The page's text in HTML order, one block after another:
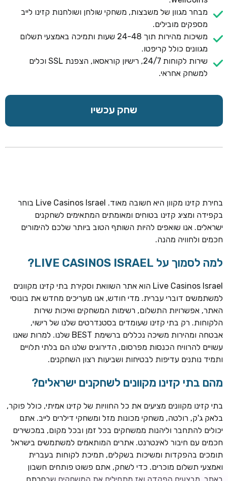
חבילת קבלת פנים: בונוס 100% עד 300€ + 100 ספיני בונוס על
ההפקדה הראשונה
CASOO
בונוס מתגלגל עד 2,000 ₪ + 200 ספינים חינם לשחקנים
חדשים
ROYSPINS
חינם על ההפקדות הראשונות
מבחר מגוון של משבצות, משחקי שולחן ושולחנות קזינו לייב
מספקים מובילים.
משיכות מהירות תוך 24-48 שעות ותמיכה באמצעי תשלום
מגוונים כולל קריפטו.
שירות לקוחות 24/7, רישיון קוראסאו, הצפנת SSL וכלים
למשחק אחראי.
שחק עכשיו
בחירת קזינו מקוון היא חשובה מאוד. Live Casinos Israel בוחר
בקפידה ומציג קזינו בטוחים ומאומתים המתאימים לשחקנים
ישראלים. אנו שואפים להיות השותף הטוב ביותר שלכם להימורים
חכמים ולחוויה מהנה.
למה לסמוך על LIVE CASINOS ISRAEL?
Live Casinos Israel הוא אתר השוואת וסקירת בתי קזינו מקוונים
למשתמשים דוברי עברית. מדי חודש, אנו מעריכים מחדש את בונוסי
האתר, אפשרויות התשלום, רשימות המשחקים ואיכות שירות
הלקוחות. רק בתי קזינו שעומדים בסטנדרטים שלנו של רישוי,
אבטחה ומהירות משיכה נכללים ברשימת BEST שלנו. למרות שאנו
עשויים להרוויח הכנסות מפרסום, הדירוגים שלנו הם בלתי תלויים
ותמיד נותנים עדיפות לבטיחות ושביעות רצון השחקנים.
מהם בתי קזינו מקוונים לשחקנים ישראלים?
בתי קזינו מקוונים מציעים את כל החוויות של קזינו אמיתי, כולל פוקר,
בלאק ג'ק, רולטה, משחקי מכונות מזל ומשחקי דילרים לייב. אתם
יכולים להתחבר וליהנות ממשחקים בכל זמן ובכל מקום, במכשירים
חכמים עם חיבור לאינטרנט. אתרים המותאמים למשתמשים בישראל
תומכים בהפקדות ומשיכות בשקלים, תמיכת לקוחות בעברית
ואמצעי תשלום מוכרים. כדי לשחק, אתם פשוט פותחים חשבון